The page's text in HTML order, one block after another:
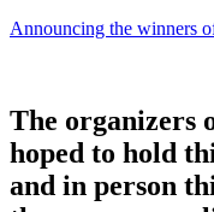
The organizers
hoped to hold
and in person